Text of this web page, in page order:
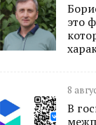
это
8
В